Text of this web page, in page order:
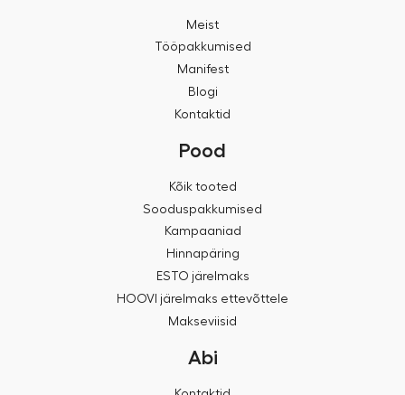
Meist
Tööpakkumised
Manifest
Blogi
Kontaktid
Pood
Kõik tooted
Sooduspakkumised
Kampaaniad
Hinnapäring
ESTO järelmaks
HOOVI järelmaks ettevõttele
Makseviisid
Abi